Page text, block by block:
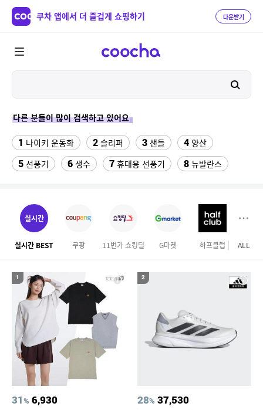
쿠차 앱에서 더 즐겁게 쇼핑하기 다운받기
다른 분들이 많이 검색하고 있어요
1 나이키 운동화 2 슬리퍼 3 샌들 4 양산
5 선풍기 6 생수 7 휴대용 선풍기 8 뉴발란스
11 가정용고추건조기
13 여자라인 댄스복 이상봉에디션 점퍼
16 수향미쌀10kg 17 발바닥저주파 마사지기
미니인형뽑기기계
20 뷔페용기
ALL
실시간
실시간 BEST 쿠팡 11번가 쇼킹딜 G마켓 하프클럽 GS
1
31% 6,930
2
28% 37,530